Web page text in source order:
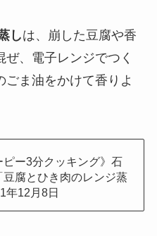
しは、崩した豆腐や香
、電子レンジでつく
ごま油をかけて香りよ
ピー3分クッキング》石
豆腐とひき肉のレンジ蒸
年12月8日